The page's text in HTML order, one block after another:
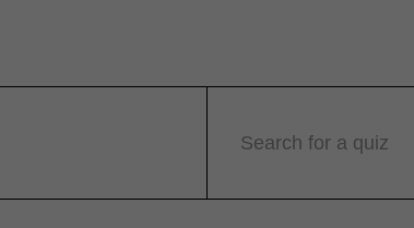
Search for a quiz